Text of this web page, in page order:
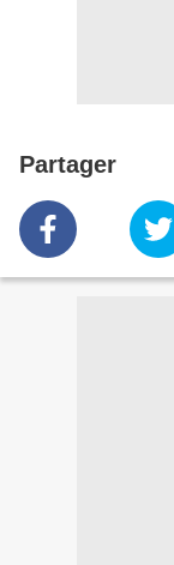
Partager